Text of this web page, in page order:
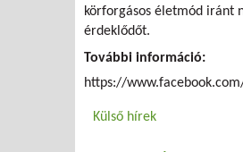
körforgásos életmód iránt
érdeklődőt.
További információ:
https://
Külső hírek